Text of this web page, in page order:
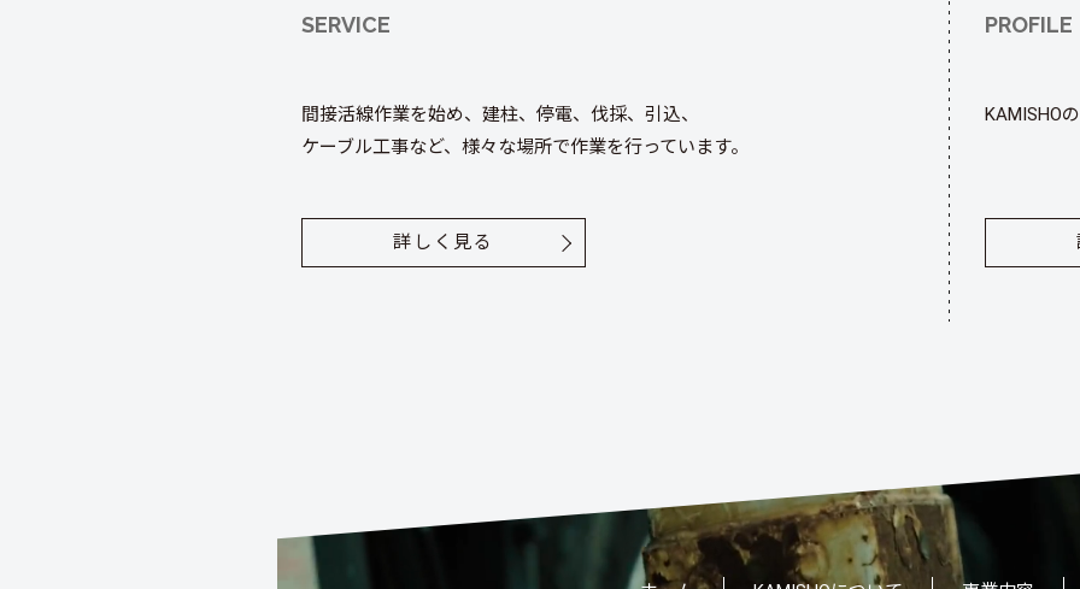
SERVICE
間接活線作業を始め、建柱、停電、伐採、引込、
ケーブル工事など、様々な場所で作業を行っています。
詳しく見る
PROFILE
KAMISHOの